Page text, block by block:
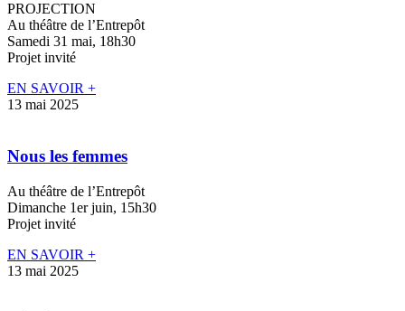
PROJECTION
Au théâtre de l’Entrepôt
Samedi 31 mai, 18h30
Projet invité
EN SAVOIR +
13 mai 2025
Nous les femmes
Au théâtre de l’Entrepôt
Dimanche 1er juin, 15h30
Projet invité
EN SAVOIR +
13 mai 2025